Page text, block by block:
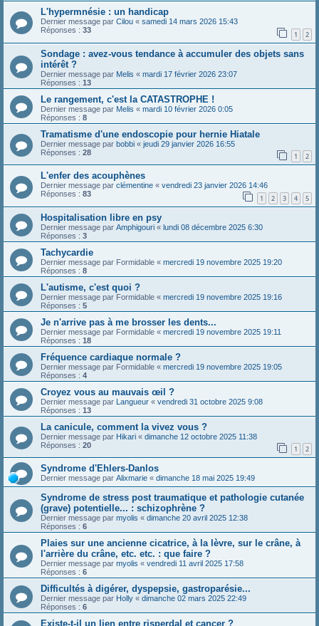
L'hypermnésie : un handicap
Dernier message par Cilou « samedi 14 mars 2026 15:43
Réponses : 33 1 2
Sondage : avez-vous tendance à accumuler des objets sans
intérêt ?
Dernier message par Melis « mardi 17 février 2026 23:07
Réponses : 13
Le rangement, c'est la CATASTROPHE !
Dernier message par Melis « mardi 10 février 2026 0:05
Réponses : 8
Tramatisme d'une endoscopie pour hernie Hiatale
Dernier message par bobbi « jeudi 29 janvier 2026 16:55
Réponses : 28 1 2
L'enfer des acouphènes
Dernier message par clémentine « vendredi 23 janvier 2026 14:46
Réponses : 83 1 2 3 4 5
Hospitalisation libre en psy
Dernier message par Amphigouri « lundi 08 décembre 2025 6:30
Réponses : 3
Tachycardie
Dernier message par Formidable « mercredi 19 novembre 2025 19:20
Réponses : 8
L'autisme, c'est quoi ?
Dernier message par Formidable « mercredi 19 novembre 2025 19:16
Réponses : 5
Je n'arrive pas à me brosser les dents...
Dernier message par Formidable « mercredi 19 novembre 2025 19:11
Réponses : 18
Fréquence cardiaque normale ?
Dernier message par Formidable « mercredi 19 novembre 2025 19:05
Réponses : 4
Croyez vous au mauvais œil ?
Dernier message par Langueur « vendredi 31 octobre 2025 9:08
Réponses : 13
La canicule, comment la vivez vous ?
Dernier message par Hikari « dimanche 12 octobre 2025 11:38
Réponses : 20 1 2
Syndrome d'Ehlers-Danlos
Dernier message par Alixmarie « dimanche 18 mai 2025 19:49
Syndrome de stress post traumatique et pathologie cutanée
(grave) potentielle... : schizophrène ?
Dernier message par myolis « dimanche 20 avril 2025 12:38
Réponses : 6
Plaies sur une ancienne cicatrice, à la lèvre, sur le crâne, à
l'arrière du crâne, etc. etc. : que faire ?
Dernier message par myolis « vendredi 11 avril 2025 17:58
Réponses : 6
Difficultés à digérer, dyspepsie, gastroparésie...
Dernier message par Holly « dimanche 02 mars 2025 22:49
Réponses : 6
Existe-t-il un lien entre risperdal et cancer ?